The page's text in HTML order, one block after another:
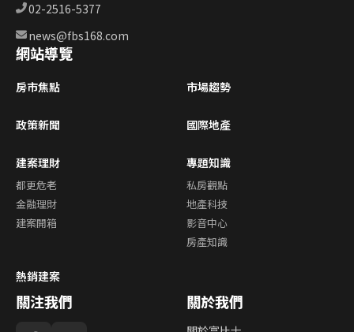
02-2516-5377
news@fbs168.com
網站導覽
房市焦點 市場趨勢
政策新聞 國際地產
建案理財
都更危老
金融理財
建案開箱
專題知識
私房觀點
地產科技
影音中心
房產知識
熱銷建案
關注我們 關於我們